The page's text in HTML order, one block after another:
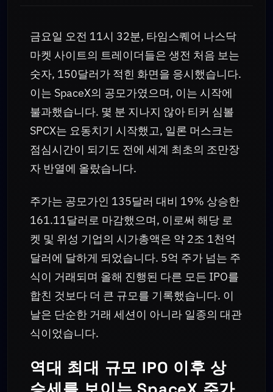
금요일 오전 11시 32분, 타임스퀘어 나스닥
마켓 사이트의 트레이더들은 생전 처음 보는
숫자, 150달러가 적힌 화면을 응시했습니다.
이는 SpaceX의 공모가였으며, 이는 시작에
불과했습니다. 몇 분 지나지 않아 티커 심볼
SPCX는 요동치기 시작했고, 일론 머스크는
점심시간이 되기도 전에 세계 최초의 조만장
자 반열에 올랐습니다.
주가는 공모가인 135달러 대비 19% 상승한
161.11달러로 마감했으며, 이로써 해당 로
켓 및 위성 기업의 시가총액은 약 2조 1천억
달러에 달하게 되었습니다. 5억 주가 넘는 주
식이 거래되며 올해 진행된 다른 모든 IPO를
합친 것보다 더 큰 규모를 기록했습니다. 이
날은 단순한 거래 세션이 아니라 일종의 대관
식이었습니다.
역대 최대 규모 IPO 이후 상